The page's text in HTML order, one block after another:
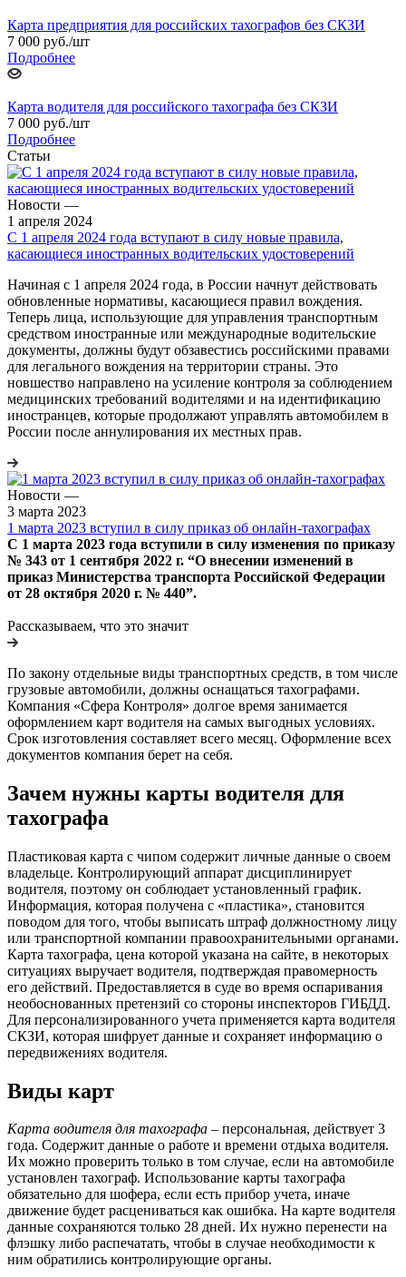
Карта предприятия для российских тахографов без СКЗИ
7 000 руб./шт
Подробнее
Карта водителя для российского тахографа без СКЗИ
7 000 руб./шт
Подробнее
Статьи
Новости —
1 апреля 2024
С 1 апреля 2024 года вступают в силу новые правила,
касающиеся иностранных водительских удостоверений
Начиная с 1 апреля 2024 года, в России начнут действовать
обновленные нормативы, касающиеся правил вождения.
Теперь лица, использующие для управления транспортным
средством иностранные или международные водительские
документы, должны будут обзавестись российскими правами
для легального вождения на территории страны. Это
новшество направлено на усиление контроля за соблюдением
медицинских требований водителями и на идентификацию
иностранцев, которые продолжают управлять автомобилем в
России после аннулирования их местных прав.
Новости —
3 марта 2023
1 марта 2023 вступил в силу приказ об онлайн-тахографах
С 1 марта 2023 года вступили в силу изменения по приказу
№ 343 от 1 сентября 2022 г. “О внесении изменений в
приказ Министерства транспорта Российской Федерации
от 28 октября 2020 г. № 440”.
Рассказываем, что это значит
По закону отдельные виды транспортных средств, в том числе
грузовые автомобили, должны оснащаться тахографами.
Компания «Сфера Контроля» долгое время занимается
оформлением карт водителя на самых выгодных условиях.
Срок изготовления составляет всего месяц. Оформление всех
документов компания берет на себя.
Зачем нужны карты водителя для
тахографа
Пластиковая карта с чипом содержит личные данные о своем
владельце. Контролирующий аппарат дисциплинирует
водителя, поэтому он соблюдает установленный график.
Информация, которая получена с «пластика», становится
поводом для того, чтобы выписать штраф должностному лицу
или транспортной компании правоохранительными органами.
Карта тахографа, цена которой указана на сайте, в некоторых
ситуациях выручает водителя, подтверждая правомерность
его действий. Предоставляется в суде во время оспаривания
необоснованных претензий со стороны инспекторов ГИБДД.
Для персонализированного учета применяется карта водителя
СКЗИ, которая шифрует данные и сохраняет информацию о
передвижениях водителя.
Виды карт
Карта водителя для тахографа – персональная, действует 3
года. Содержит данные о работе и времени отдыха водителя.
Их можно проверить только в том случае, если на автомобиле
установлен тахограф. Использование карты тахографа
обязательно для шофера, если есть прибор учета, иначе
движение будет расцениваться как ошибка. На карте водителя
данные сохраняются только 28 дней. Их нужно перенести на
флэшку либо распечатать, чтобы в случае необходимости к
ним обратились контролирующие органы.